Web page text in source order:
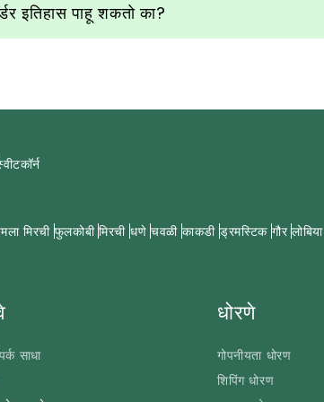
इतिहास पाहू शकतो का?
मिरची फुलकोबी मिरची धणे चवळी काकडी ड्रमस्टिक गौर लोबिया
साधा
धोरणे
गोपनीयता धोरण
शिपिंग धोरण